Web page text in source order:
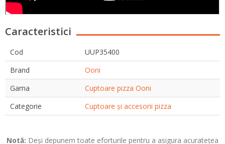
Caracteristici
Cod
UUP35400
Brand
Ooni
Gama
Cuptoare pizza Ooni
Categorie
Cuptoare și accesorii pizza
Notă: Deși depunem toate eforturile pentru a asigura acuratețea